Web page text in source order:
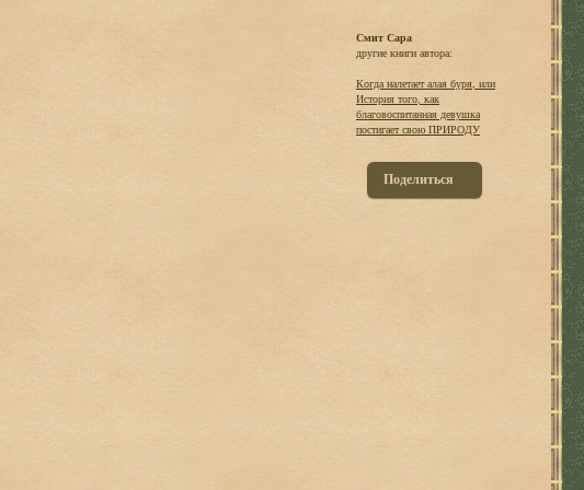
Смит Сара
другие книги автора:
Когда налетает алая буря, или
История того, как
благовоспитанная девушка
постигает свою ПРИРОДУ
Поделиться